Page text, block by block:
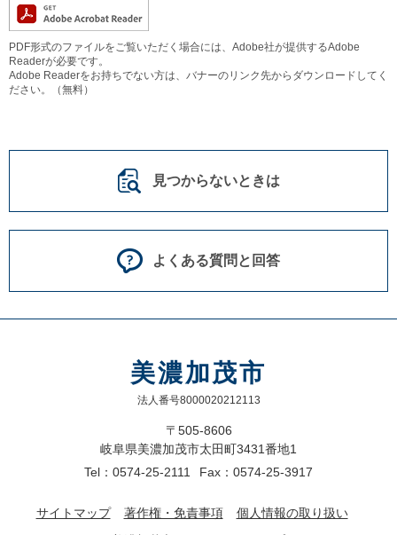
PDF形式のファイルをご覧いただく場合には、Adobe社が提供するAdobe
Readerが必要です。
Adobe Readerをお持ちでない方は、バナーのリンク先からダウンロードしてく
ださい。（無料）
見つからないときは
よくある質問と回答
美濃加茂市
法人番号8000020212113
〒505-8606
岐阜県美濃加茂市太田町3431番地1
Tel：0574-25-2111
Fax：0574-25-3917
サイトマップ 著作権・免責事項
個人情報の取り扱い